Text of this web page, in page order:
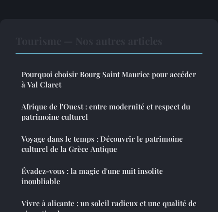
Pourquoi choisir Bourg Saint Maurice pour accéder
à Val Claret
Afrique de l'Ouest : entre modernité et respect du
patrimoine culturel
Voyage dans le temps : Découvrir le patrimoine
culturel de la Grèce Antique
Évadez-vous : la magie d'une nuit insolite
inoubliable
Vivre à alicante : un soleil radieux et une qualité de